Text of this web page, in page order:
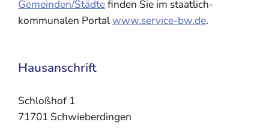
Gemeinden/Städtefinden Sie im staatlich-
kommunalen Portalwww.service-bw.de.
Hausanschrift
Schloßhof 1
71701 Schwieberdingen